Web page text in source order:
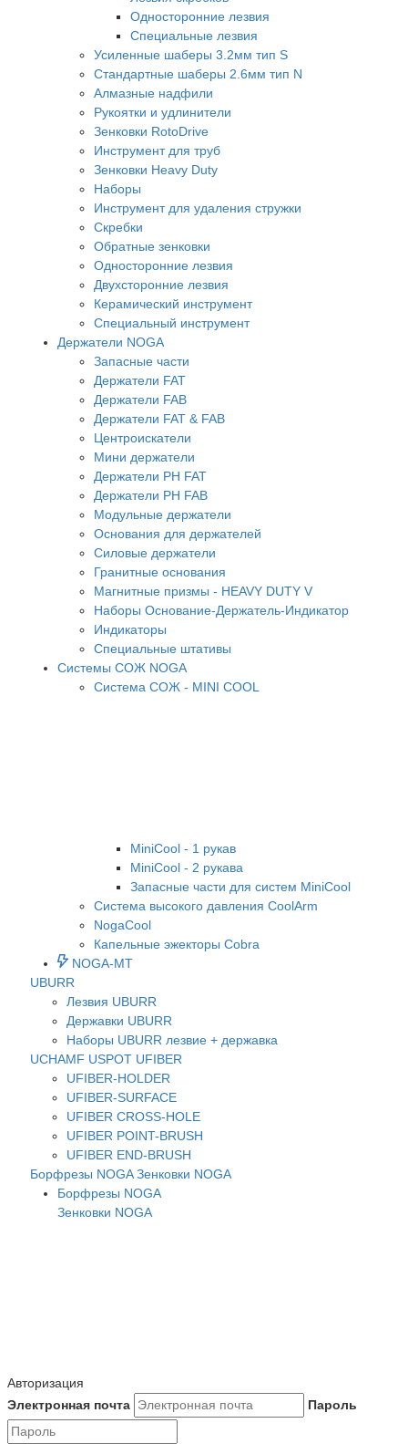
Односторонние лезвия
Специальные лезвия
Усиленные шаберы 3.2мм тип S
Стандартные шаберы 2.6мм тип N
Алмазные надфили
Рукоятки и удлинители
Зенковки RotoDrive
Инструмент для труб
Зенковки Heavy Duty
Наборы
Инструмент для удаления стружки
Скребки
Обратные зенковки
Односторонние лезвия
Двухсторонние лезвия
Керамический инструмент
Специальный инструмент
Держатели NOGA
Запасные части
Держатели FAT
Держатели FAB
Держатели FAT & FAB
Центроискатели
Мини держатели
Держатели PH FAT
Держатели PH FAB
Модульные держатели
Основания для держателей
Силовые держатели
Гранитные основания
Магнитные призмы - HEAVY DUTY V
Наборы Основание-Держатель-Индикатор
Индикаторы
Специальные штативы
Системы СОЖ NOGA
Система СОЖ - MINI COOL
MiniCool - 1 рукав
MiniCool - 2 рукава
Запасные части для систем MiniCool
Система высокого давления CoolArm
NogaCool
Капельные эжекторы Cobra
NOGA-MT
UBURR
Лезвия UBURR
Державки UBURR
Наборы UBURR лезвие + державка
UCHAMF USPOT UFIBER
UFIBER-HOLDER
UFIBER-SURFACE
UFIBER CROSS-HOLE
UFIBER POINT-BRUSH
UFIBER END-BRUSH
Борфрезы NOGA Зенковки NOGA
Борфрезы NOGA
Зенковки NOGA
Авторизация
Электронная почта
Пароль